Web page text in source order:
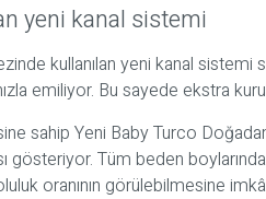
yeni kanal sistemi
kullanılan yeni kanal sistemi
emiliyor. Bu sayede ekstra
sahip Yeni Baby Turco
gösteriyor. Tüm beden
oranının görülebilmesine